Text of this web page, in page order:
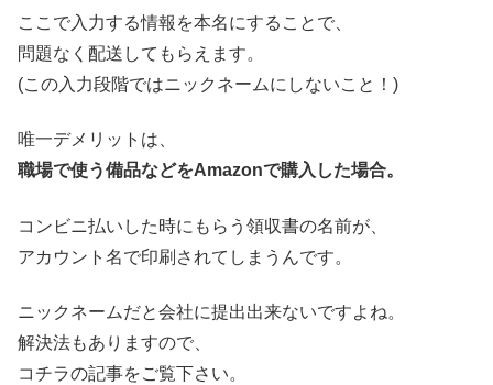
ここで入力する情報を本名にすることで、
問題なく配送してもらえます。
(この入力段階ではニックネームにしないこと！)
唯一デメリットは、
職場で使う備品などをAmazonで購入した場合。
コンビニ払いした時にもらう領収書の名前が、
アカウント名で印刷されてしまうんです。
ニックネームだと会社に提出出来ないですよね。
解決法もありますので、
コチラの記事をご覧下さい。